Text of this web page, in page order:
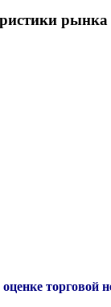
рынка
торговой